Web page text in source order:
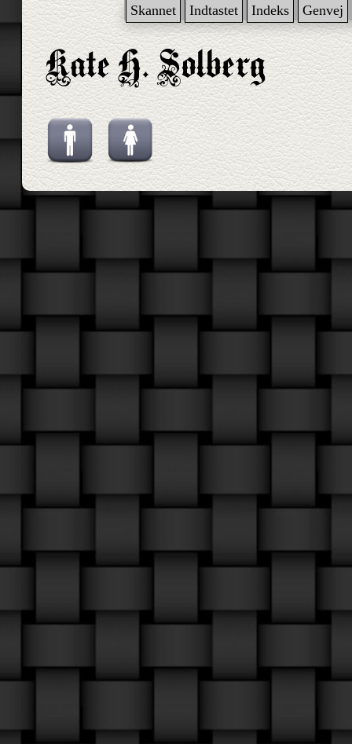
Skannet Indtastet Indeks Genvej